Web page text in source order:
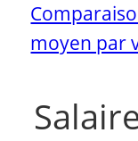
moyen par